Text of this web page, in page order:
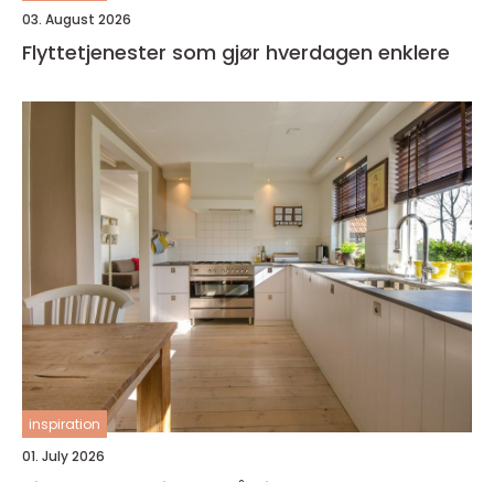
03. August 2026
Flyttetjenester som gjør hverdagen enklere
inspiration
01. July 2026